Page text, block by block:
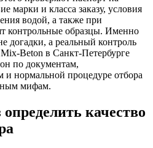
марки и класса заказу, условия
водой, а также при
контрольные образцы. Именно
догадки, а реальный контроль
Beton в Санкт-Петербурге
по документам,
и нормальной процедуре отбора
мифам.
качество